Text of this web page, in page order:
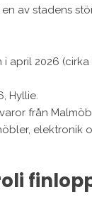
av stadens
april 2026 (cirka
Hyllie.
från